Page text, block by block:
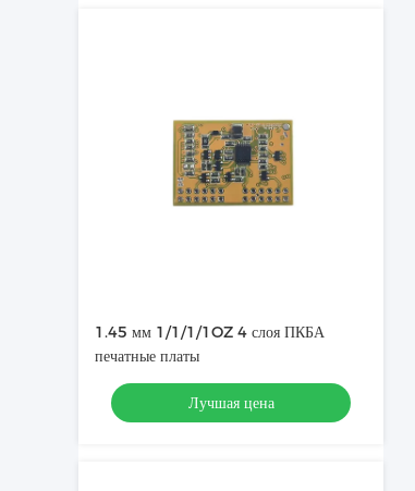
1.45 мм 1/1/1/1OZ 4 слоя ПКБА
печатные платы
Лучшая цена